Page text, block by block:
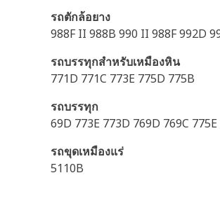
รถตักล้อยาง
988F II 988B 990 II 988F 992D
รถบรรทุกสำหรับเหมืองหิน
771D 771C 773E 775D 775B
รถบรรทุก
69D 773E 773D 769D 769C
รถขุดเหมืองแร่
5110B